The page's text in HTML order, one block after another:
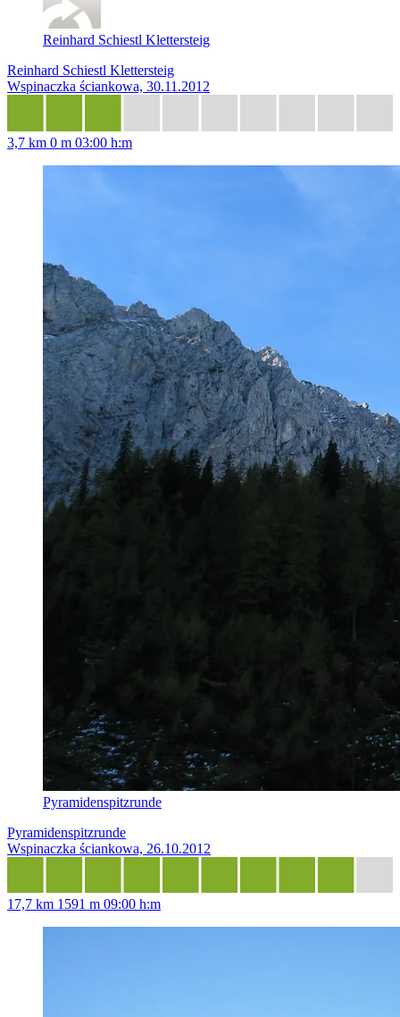
Reinhard Schiestl Klettersteig
Reinhard Schiestl Klettersteig
Wspinaczka ściankowa, 30.11.2012
3,7 km 0 m 03:00 h:m
Pyramidenspitzrunde
Pyramidenspitzrunde
Wspinaczka ściankowa, 26.10.2012
17,7 km 1591 m 09:00 h:m